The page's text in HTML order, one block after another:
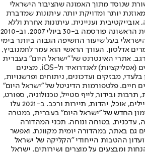
שנוסד מתוך האמונה שהציבור הישראלי
יותר ומדויקת יותר. עיתונות שמדברת
אובייקטיבית ועניינית. עיתונות אחרת וללא
תשלום. המהדורה המודפסת הראשונה פורסמה ב-30 ביולי 2007, וב-2010
בעל שיעור החשיפה הגבוה ביותר בימי
אדלסון. העורך הראשי הוא עמר לחמנוביץ,
אתרי האינטרנט של "ישראל היום" בעברית
ובאנגלית, כמו כן היישומונים (אפליקציות) לאנדרואיד ול-iOS, מציגים
מבזקים ועדכונים, ניתוחים ופרשנויות,
חיים. פלטפורמות הדיגיטל של "ישראל היום"
תרבות ובידור, לייף סטייל, טכנולוגיה, ספורט,
כלכלה וצרכנות, בריאות, חיילים, אוכל, יהדות, תיירות ורכב. ב-2021 עלו
החדש של "ישראל היום" בעברית, במטרה
עדכנית, בטוחה ונוחה. תכני המהדורה
גם באתר, במהדורה יומית מקוונת, ואפשר
ההטבות הייחודי "הקליקה של ישראל
ומבצעים על מוצרים ושירותים. ישראל